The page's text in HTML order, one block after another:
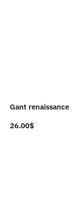
Gant renaissance
26.00$